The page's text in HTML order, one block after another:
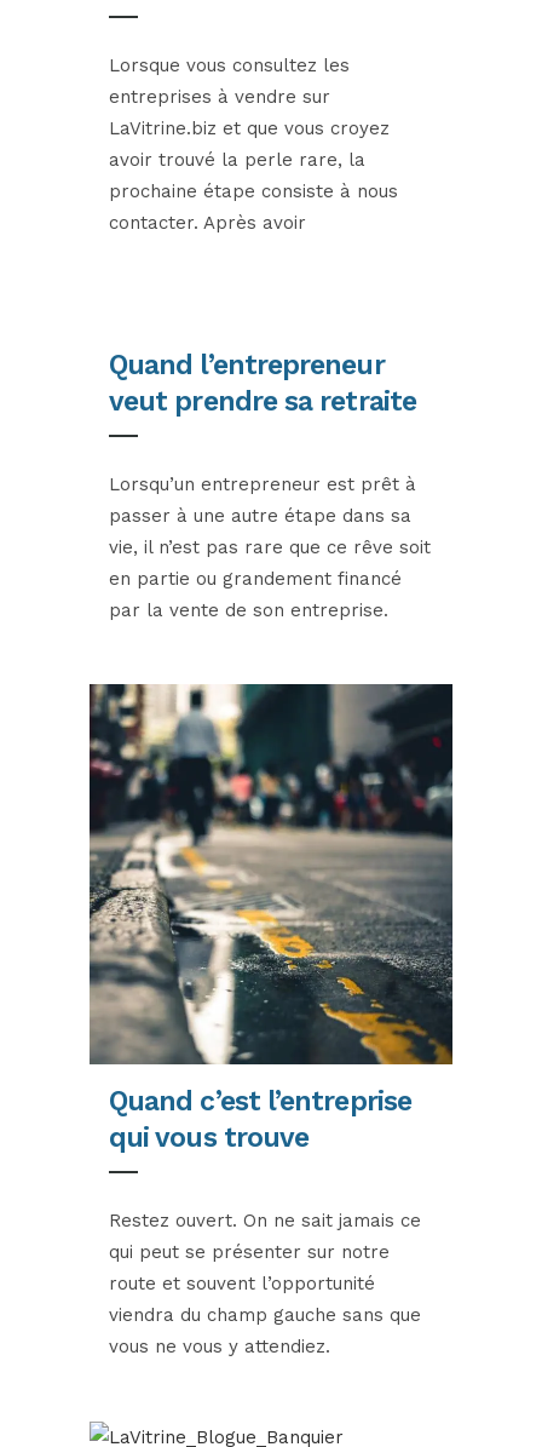
Lorsque vous consultez les
entreprises à vendre sur
LaVitrine.biz et que vous croyez
avoir trouvé la perle rare, la
prochaine étape consiste à nous
contacter. Après avoir
Quand l’entrepreneur
veut prendre sa retraite
Lorsqu’un entrepreneur est prêt à
passer à une autre étape dans sa
vie, il n’est pas rare que ce rêve soit
en partie ou grandement financé
par la vente de son entreprise.
Quand c’est l’entreprise
qui vous trouve
Restez ouvert. On ne sait jamais ce
qui peut se présenter sur notre
route et souvent l’opportunité
viendra du champ gauche sans que
vous ne vous y attendiez.